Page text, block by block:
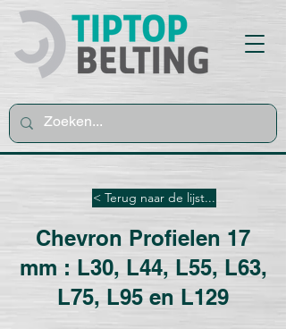
< Terug naar de lijst...
Chevron Profielen 17
mm : L30, L44, L55, L63,
L75, L95 en L129